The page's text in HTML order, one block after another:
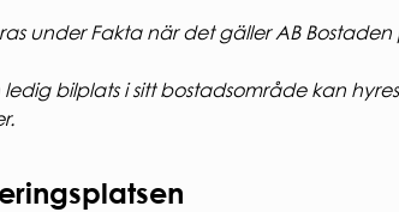
under Fakta när det gäller AB
bilplats i sitt bostadsområde kan